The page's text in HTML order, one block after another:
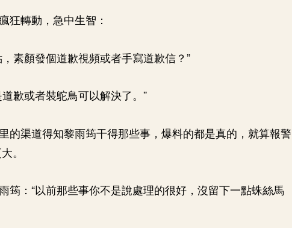
狂轉動，急中生智：
素顏發個道歉視頻或者手寫道歉信？”
歉或者裝鴕鳥可以解決了。”
的渠道得知黎雨筠干得那些事，爆料的都是真的，就算報警
。
筠：“以前那些事你不是說處理的很好，沒留下一點蛛絲馬